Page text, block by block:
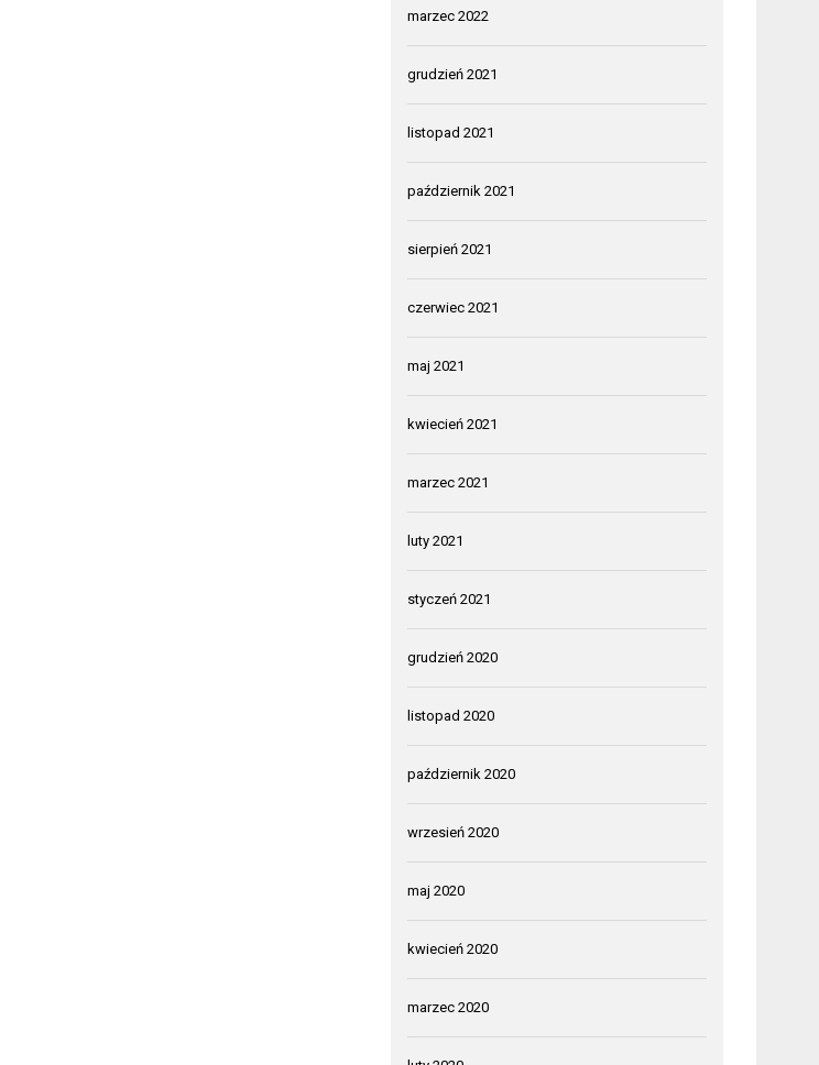
marzec 2022
grudzień 2021
listopad 2021
październik 2021
sierpień 2021
czerwiec 2021
maj 2021
kwiecień 2021
marzec 2021
luty 2021
styczeń 2021
grudzień 2020
listopad 2020
październik 2020
wrzesień 2020
maj 2020
kwiecień 2020
marzec 2020